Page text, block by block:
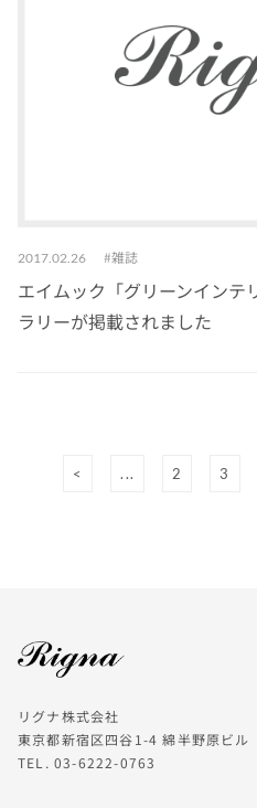
2017.02.26 雑誌
エイムック「グリーンインテ
ラリーが掲載されました
< ... 2 3
リグナ株式会社
東京都新宿区四谷1-4 綿半野原ビル
TEL. 03-6222-0763